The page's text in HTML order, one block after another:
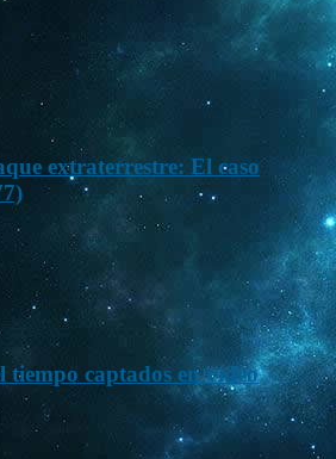
extraterrestre: El caso
tiempo captados en vídeo